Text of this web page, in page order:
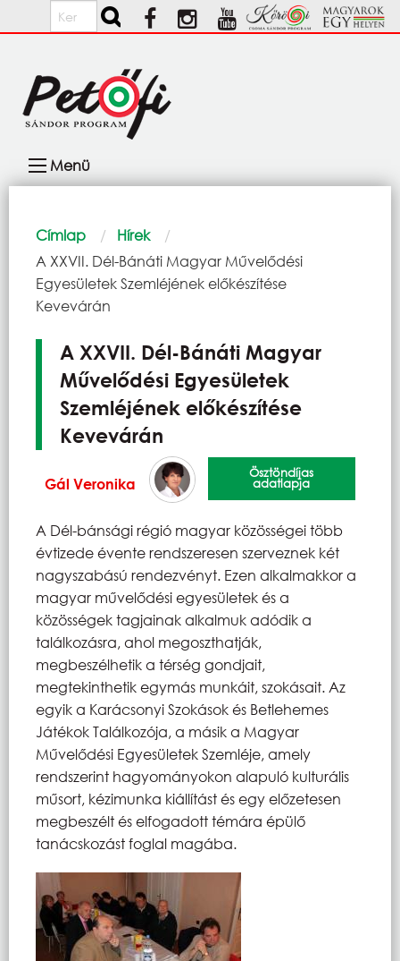
Ugrás a tartalomra
Keresés
navigáció
Menü
Morzsa
Címlap
Hírek
Current:
A XXVII. Dél-Bánáti Magyar Művelődési
Egyesületek Szemléjének előkészítése
Kevevárán
A XXVII. Dél-Bánáti Magyar
Művelődési Egyesületek
Szemléjének előkészítése
Kevevárán
Gál Veronika
Ösztöndíjas
adatlapja
A Dél-bánsági régió magyar közösségei több
évtizede évente rendszeresen szerveznek két
nagyszabású rendezvényt. Ezen alkalmakkor a
magyar művelődési egyesületek és a
közösségek tagjainak alkalmuk adódik a
találkozásra, ahol megoszthatják,
megbeszélhetik a térség gondjait,
megtekinthetik egymás munkáit, szokásait. Az
egyik a Karácsonyi Szokások és Betlehemes
Játékok Találkozója, a másik a Magyar
Művelődési Egyesületek Szemléje, amely
rendszerint hagyományokon alapuló kulturális
műsort, kézimunka kiállítást és egy előzetesen
megbeszélt és elfogadott témára épülő
tanácskozást foglal magába.